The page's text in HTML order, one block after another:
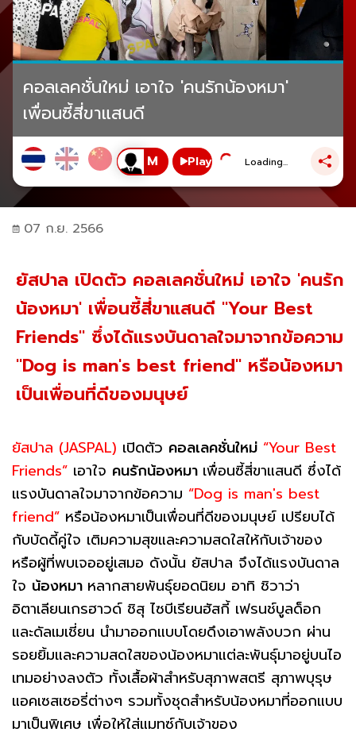
คอลเลคชั่นใหม่ เอาใจ 'คนรักน้องหมา'
เพื่อนซี้สี่ขาแสนดี
Play Loading...
07 ก.ย. 2566
ยัสปาล เปิดตัว คอลเลคชั่นใหม่ เอาใจ 'คนรัก
น้องหมา' เพื่อนซี้สี่ขาแสนดี "Your Best
Friends" ซึ่งได้แรงบันดาลใจมาจากข้อความ
"Dog is man's best friend" หรือน้องหมา
เป็นเพื่อนที่ดีของมนุษย์
ยัสปาล (JASPAL) เปิดตัว คอลเลคชั่นใหม่ “Your Best
Friends” เอาใจ คนรักน้องหมา เพื่อนซี้สี่ขาแสนดี ซึ่งได้
แรงบันดาลใจมาจากข้อความ “Dog is man's best
friend” หรือน้องหมาเป็นเพื่อนที่ดีของมนุษย์ เปรียบได้
กับบัดดี้คู่ใจ เติมความสุขและความสดใสให้กับเจ้าของ
หรือผู้ที่พบเจออยู่เสมอ ดังนั้น ยัสปาล จึงได้แรงบันดาล
ใจ น้องหมา หลากสายพันธุ์ยอดนิยม อาทิ ชิวาว่า
อิตาเลียนเกรฮาวด์ ชิสุ ไซบีเรียนฮัสกี้ เฟรนช์บูลด็อก
และดัลเมเชี่ยน นำมาออกแบบโดยดึงเอาพลังบวก ผ่าน
รอยยิ้มและความสดใสของน้องหมาแต่ละพันธุ์มาอยู่บนไอ
เทมอย่างลงตัว ทั้งเสื้อผ้าสำหรับสุภาพสตรี สุภาพบุรุษ
แอคเซสเซอรี่ต่างๆ รวมทั้งชุดสำหรับน้องหมาที่ออกแบบ
มาเป็นพิเศษ เพื่อให้ใส่แมทซ์กับเจ้าของ